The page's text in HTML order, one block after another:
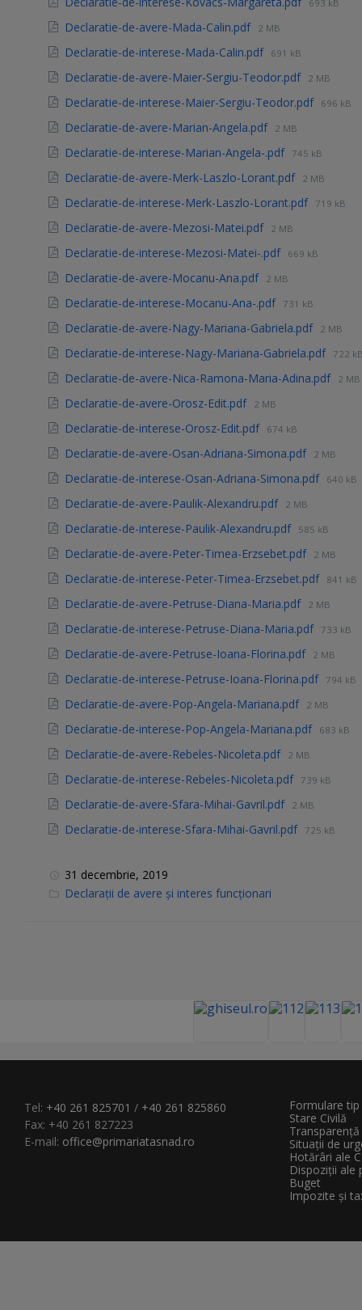
693 kB
Declaratie-de-avere-Mada-Calin.pdf 2 MB
Declaratie-de-interese-Mada-Calin.pdf 691 kB
Declaratie-de-avere-Maier-Sergiu-Teodor.pdf 2 MB
Declaratie-de-interese-Maier-Sergiu-Teodor.pdf 696 kB
Declaratie-de-avere-Marian-Angela.pdf 2 MB
Declaratie-de-interese-Marian-Angela-.pdf 745 kB
Declaratie-de-avere-Merk-Laszlo-Lorant.pdf 2 MB
Declaratie-de-interese-Merk-Laszlo-Lorant.pdf 719 kB
Declaratie-de-avere-Mezosi-Matei.pdf 2 MB
Declaratie-de-interese-Mezosi-Matei-.pdf 669 kB
Declaratie-de-avere-Mocanu-Ana.pdf 2 MB
Declaratie-de-interese-Mocanu-Ana-.pdf 731 kB
Declaratie-de-avere-Nagy-Mariana-Gabriela.pdf 2 MB
Declaratie-de-interese-Nagy-Mariana-Gabriela.pdf 722
Declaratie-de-avere-Nica-Ramona-Maria-Adina.pdf 2 MB
Declaratie-de-avere-Orosz-Edit.pdf 2 MB
Declaratie-de-interese-Orosz-Edit.pdf 674 kB
Declaratie-de-avere-Osan-Adriana-Simona.pdf 2 MB
Declaratie-de-interese-Osan-Adriana-Simona.pdf 640 kB
Declaratie-de-avere-Paulik-Alexandru.pdf 2 MB
Declaratie-de-interese-Paulik-Alexandru.pdf 585 kB
Declaratie-de-avere-Peter-Timea-Erzsebet.pdf 2 MB
Declaratie-de-interese-Peter-Timea-Erzsebet.pdf 841 kB
Declaratie-de-avere-Petruse-Diana-Maria.pdf 2 MB
Declaratie-de-interese-Petruse-Diana-Maria.pdf 733 kB
Declaratie-de-avere-Petruse-Ioana-Florina.pdf 2 MB
Declaratie-de-interese-Petruse-Ioana-Florina.pdf 794 kB
Declaratie-de-avere-Pop-Angela-Mariana.pdf 2 MB
Declaratie-de-interese-Pop-Angela-Mariana.pdf 683 kB
Declaratie-de-avere-Rebeles-Nicoleta.pdf 2 MB
Declaratie-de-interese-Rebeles-Nicoleta.pdf 739 kB
Declaratie-de-avere-Sfara-Mihai-Gavril.pdf 2 MB
Declaratie-de-interese-Sfara-Mihai-Gavril.pdf 725 kB
31 decembrie, 2019
C
Declarații de avere și interes funcționari
Tel: +40 261 825701 / +40 261 825860
Fax: +40 261 827223
E-mail: office@primariatasnad.ro
Formulare tip
Stare Civilă
Situații de
Hotărâri ale
Dispoziții ale
Buget
Impozite și